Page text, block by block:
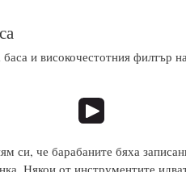
и високочестотния филтър
си, че барабаните бяха